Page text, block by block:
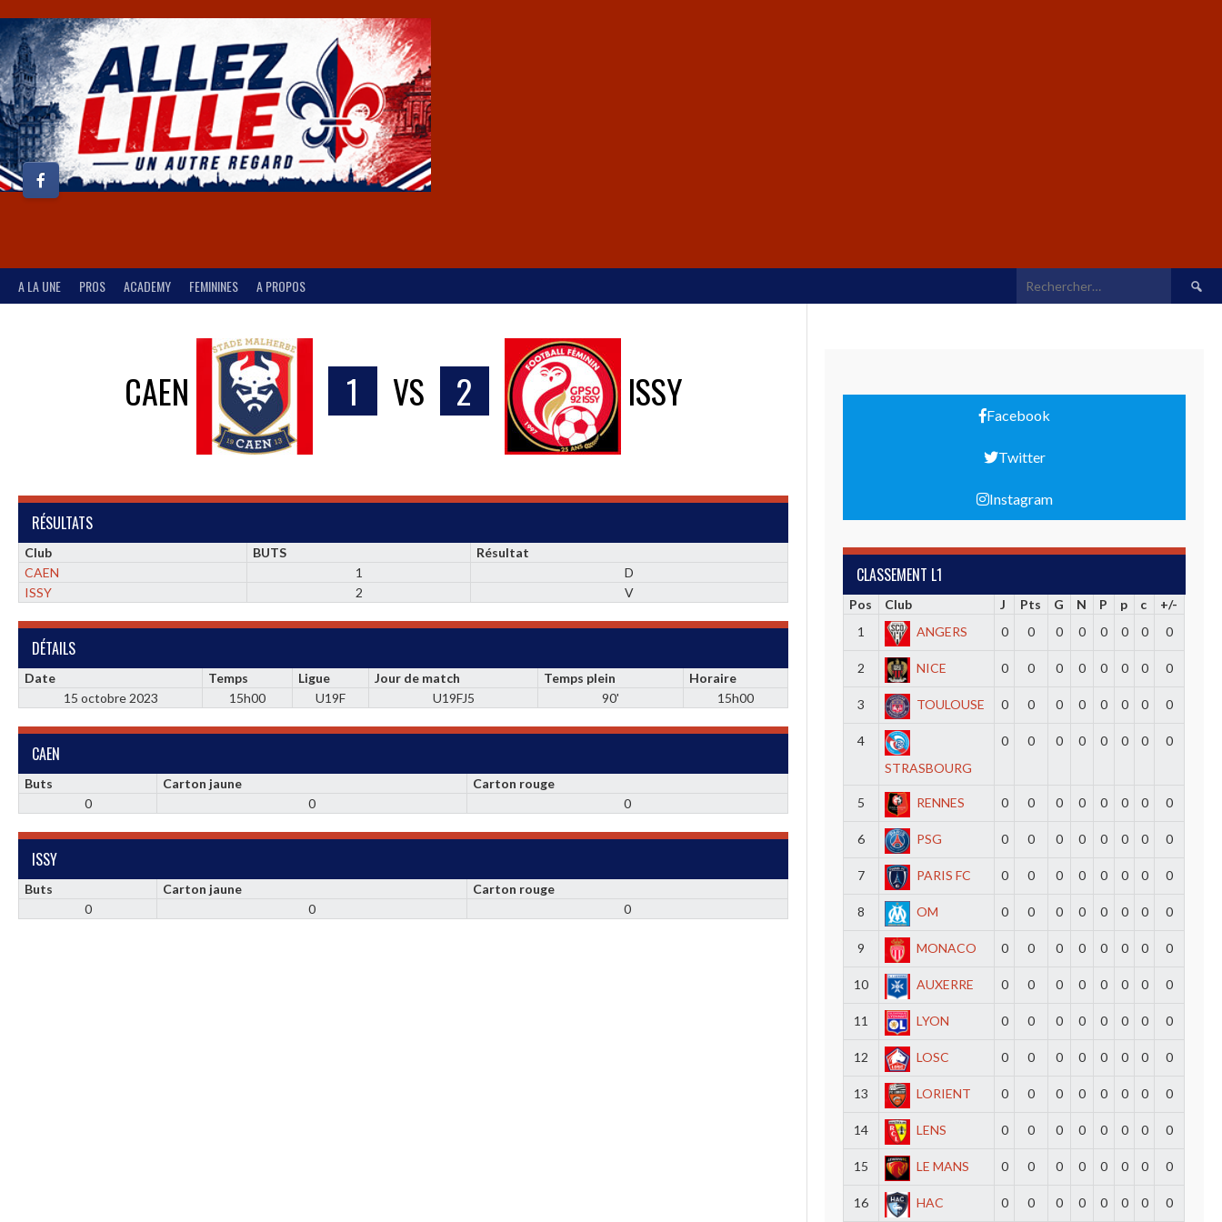
A LA UNE PROS ACADEMY FEMININES A PROPOS
CAEN 1 VS 2 ISSY
RÉSULTATS
Club BUTS
Résultat
CAEN
1
D
ISSY
2 V
DÉTAILS
Date Temps Ligue Jour de match Temps plein
Horaire
15 octobre 2023
15h00 U19F U19FJ5 90' 15h00
CAEN
Buts Carton jaune
Carton rouge
0
0 0
ISSY
Buts Carton jaune
Carton rouge
0
0 0
Facebook
Twitter
Instagram
CLASSEMENT L1
Pos Club J Pts G N P p c
+/-
1
ANGERS 0 0 0 0 0 0 0 0
2 NICE 0 0 0 0 0 0 0 0
3 TOULOUSE 0 0 0 0 0 0 0 0
4
STRASBOURG
0 0 0 0 0 0 0 0
5 RENNES 0 0 0 0 0 0 0 0
6 PSG 0 0 0 0 0 0 0 0
7 PARIS FC 0 0 0 0 0 0 0 0
8 OM 0 0 0 0 0 0 0 0
9 MONACO 0 0 0 0 0 0 0 0
10 AUXERRE 0 0 0 0 0 0 0 0
11 LYON 0 0 0 0 0 0 0 0
12 LOSC 0 0 0 0 0 0 0 0
13 LORIENT 0 0 0 0 0 0 0 0
14 LENS 0 0 0 0 0 0 0 0
15 LE MANS 0 0 0 0 0 0 0 0
16 HAC 0 0 0 0 0 0 0 0